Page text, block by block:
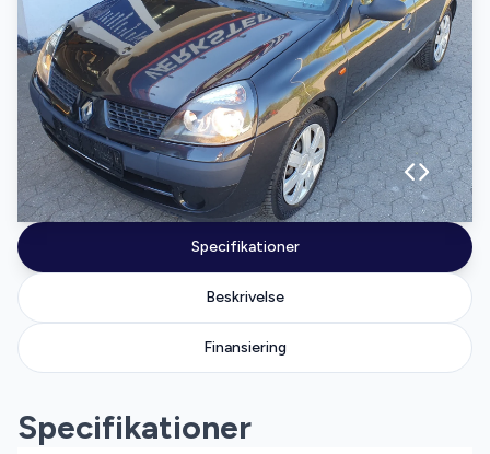
Specifikationer
Beskrivelse
Finansiering
Specifikationer